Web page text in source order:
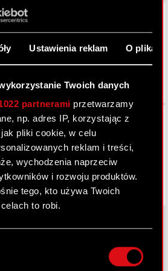
Ustawienia reklam O
Twoich danych
partnerami przetwarzamy
np. adres IP, korzystając z
pliki cookie, w celu
reklam i treści,
wychodzenia naprzeciw
i rozwoju produktów.
tego, kto używa Twoich
to robi.
z dokładnością nawet
Facebook